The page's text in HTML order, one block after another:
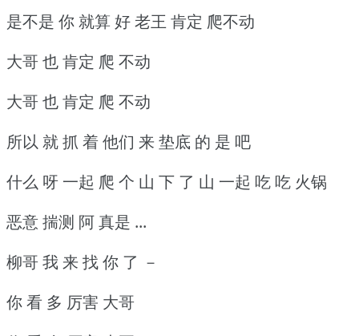
是不是 你 就算 好 老王 肯定 爬不动
大哥 也 肯定 爬 不动
大哥 也 肯定 爬 不动
所以 就 抓 着 他们 来 垫底 的 是 吧
什么 呀 一起 爬 个 山 下 了 山 一起 吃 吃 火锅
恶意 揣测 阿 真是 ...
柳哥 我 来 找 你 了 －
你 看 多 厉害 大哥